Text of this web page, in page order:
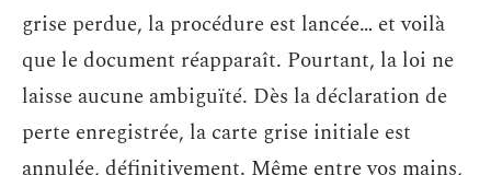
grise perdue, la procédure est lancée… et voilà
que le document réapparaît. Pourtant, la loi ne
laisse aucune ambiguïté. Dès la déclaration de
perte enregistrée, la carte grise initiale est
annulée, définitivement. Même entre vos mains,